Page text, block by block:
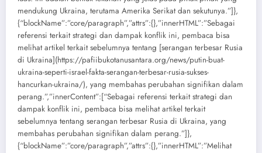
mendukung Ukraina, terutama Amerika Serikat dan sekutunya.”]},
{“blockName”:”core/paragraph”,”attrs”:{},”innerHTML”:”Sebagai
referensi terkait strategi dan dampak konflik ini, pembaca bisa
melihat artikel terkait sebelumnya tentang [serangan terbesar Rusia
di Ukraina](https://pafiibukotanusantara.org/news/putin-buat-
ukraina-seperti-israel-fakta-serangan-terbesar-rusia-sukses-
hancurkan-ukraina/), yang membahas perubahan signifikan dalam
perang.”,”innerContent”:[“Sebagai referensi terkait strategi dan
dampak konflik ini, pembaca bisa melihat artikel terkait
sebelumnya tentang serangan terbesar Rusia di Ukraina, yang
membahas perubahan signifikan dalam perang.”]},
{“blockName”:”core/paragraph”,”attrs”:{},”innerHTML”:”Melihat